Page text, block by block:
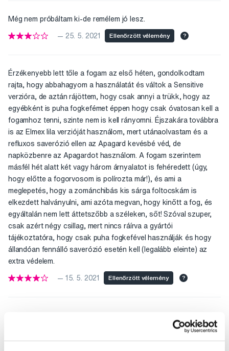
Még nem próbáltam ki-de remélem jó lesz.
— 25. 5. 2021 Ellenőrzött vélemény ?
Érzékenyebb lett tőle a fogam az első héten, gondolkodtam
rajta, hogy abbahagyom a használatát és váltok a Sensitive
verzióra, de aztán rájöttem, hogy csak annyi a trükk, hogy az
egyébként is puha fogkefémet éppen hogy csak óvatosan kell a
fogamhoz tenni, szinte nem is kell rányomni. Éjszakára továbbra
is az Elmex lila verzióját használom, mert utánaolvastam és a
refluxos saverózió ellen az Apagard kevésbé véd, de
napközbenre az Apagardot használom. A fogam szerintem
másfél hét alatt két vagy három árnyalatot is fehéredett (úgy,
hogy előtte a fogorvosom is polírozta már!), és ami a
meglepetés, hogy a zománchibás kis sárga foltocskám is
elkezdett halványulni, ami azóta megvan, hogy kinőtt a fog, és
egyáltalán nem lett áttetszőbb a széleken, sőt! Szóval szuper,
csak azért négy csillag, mert nincs ráírva a gyártói
tájékoztatóra, hogy csak puha fogkefével használják és hogy
állandóan fennálló saverózió esetén kell (legalább eleinte) az
extra védelem.
— 15. 5. 2021 Ellenőrzött vélemény ?